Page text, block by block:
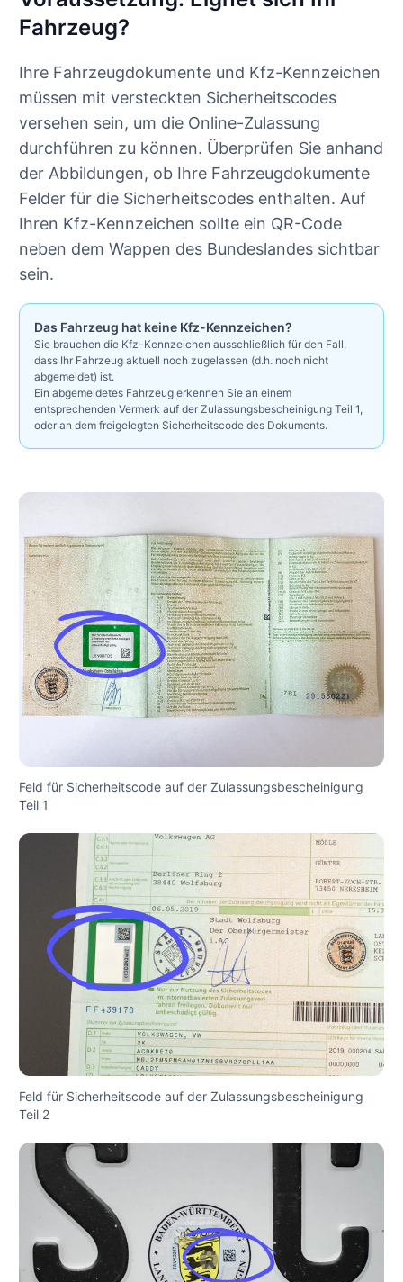
Fahrzeug?
Ihre Fahrzeugdokumente und Kfz-Kennzeichen
müssen mit versteckten Sicherheitscodes
versehen sein, um die Online-Zulassung
durchführen zu können. Überprüfen Sie anhand
der Abbildungen, ob Ihre Fahrzeugdokumente
Felder für die Sicherheitscodes enthalten. Auf
Ihren Kfz-Kennzeichen sollte ein QR-Code
neben dem Wappen des Bundeslandes sichtbar
sein.
Das Fahrzeug hat keine Kfz-Kennzeichen?
Sie brauchen die Kfz-Kennzeichen ausschließlich für den Fall,
dass Ihr Fahrzeug aktuell noch zugelassen (d.h. noch nicht
abgemeldet) ist.
Ein abgemeldetes Fahrzeug erkennen Sie an einem
entsprechenden Vermerk auf der Zulassungsbescheinigung Teil 1,
oder an dem freigelegten Sicherheitscode des Dokuments.
Feld für Sicherheitscode auf der Zulassungsbescheinigung
Teil 1
Feld für Sicherheitscode auf der Zulassungsbescheinigung
Teil 2